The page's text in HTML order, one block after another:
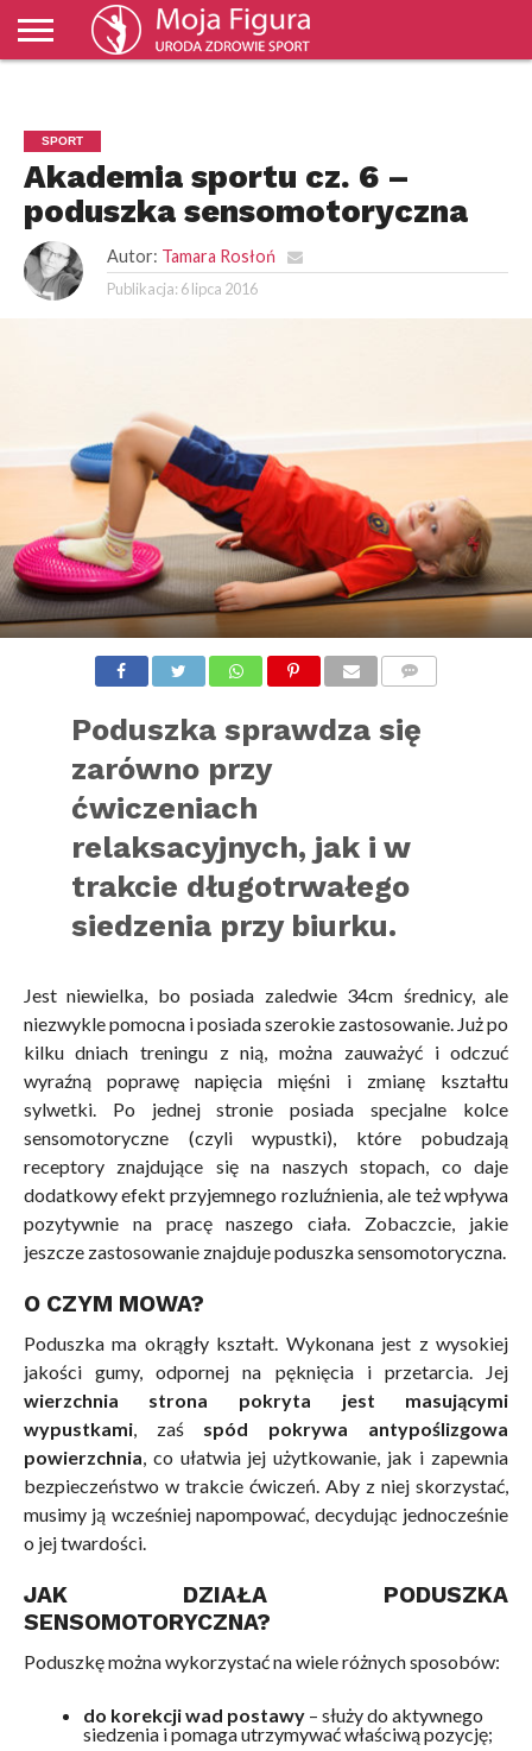
SPORT
Akademia sportu cz. 6 –
poduszka sensomotoryczna
Autor: Tamara Rosłoń
Publikacja: 6 lipca 2016
Poduszka sprawdza się
zarówno przy
ćwiczeniach
relaksacyjnych, jak i w
trakcie długotrwałego
siedzenia przy biurku.
Jest niewielka, bo posiada zaledwie 34cm średnicy, ale
niezwykle pomocna i posiada szerokie zastosowanie. Już po
kilku dniach treningu z nią, można zauważyć i odczuć
wyraźną poprawę napięcia mięśni i zmianę kształtu
sylwetki. Po jednej stronie posiada specjalne kolce
sensomotoryczne (czyli wypustki), które pobudzają
receptory znajdujące się na naszych stopach, co daje
dodatkowy efekt przyjemnego rozluźnienia, ale też wpływa
pozytywnie na pracę naszego ciała. Zobaczcie, jakie
jeszcze zastosowanie znajduje poduszka sensomotoryczna.
O CZYM MOWA?
Poduszka ma okrągły kształt. Wykonana jest z wysokiej
jakości gumy, odpornej na pęknięcia i przetarcia. Jej
wierzchnia strona pokryta jest masującymi
wypustkami, zaś spód pokrywa antypoślizgowa
powierzchnia , co ułatwia jej użytkowanie, jak i zapewnia
bezpieczeństwo w trakcie ćwiczeń. Aby z niej skorzystać,
musimy ją wcześniej napompować, decydując jednocześnie
o jej twardości.
JAK DZIAŁA PODUSZKA
SENSOMOTORYCZNA?
Poduszkę można wykorzystać na wiele różnych sposobów:
do korekcji wad postawy– służy do aktywnego
siedzenia i pomaga utrzymywać właściwą pozycję;